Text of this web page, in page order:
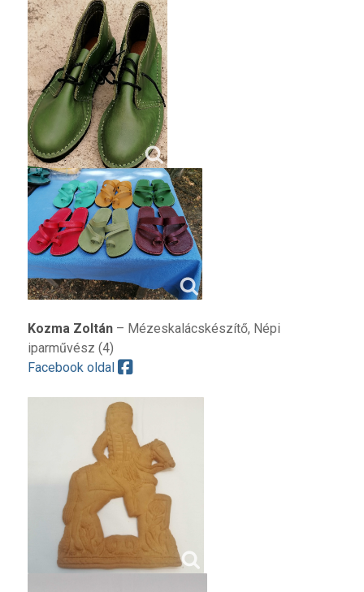
Kozma Zoltán– Mézeskalácskészítő, Népi
iparművész (4)
Facebook oldal